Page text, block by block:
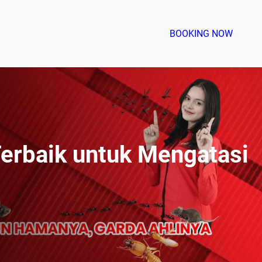
BOOKING NOW
untuk Mengatasi